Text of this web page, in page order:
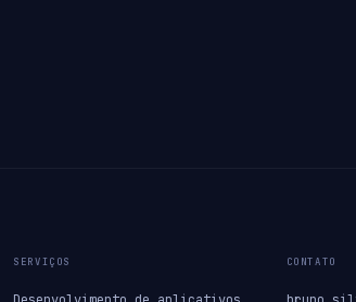
SERVIÇOS CONTATO